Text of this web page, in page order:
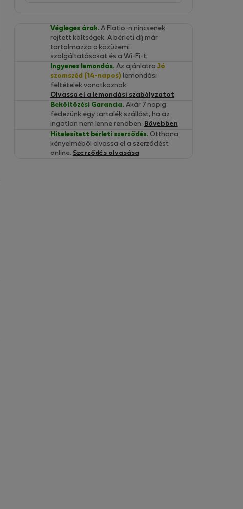
Végleges árak. A Flatio-n nincsenek
rejtett költségek. A bérleti díj már
tartalmazza a közüzemi
szolgáltatásokat és a Wi-Fi-t.
Ingyenes lemondás. Az ajánlatra Jó
szomszéd (14-napos) lemondási
feltételek vonatkoznak.
Olvassa el a lemondási szabályzatot
Beköltözési Garancia. Akár 7 napig
fedezünk egy tartalék szállást, ha az
ingatlan nem lenne rendben. Bővebben
Hitelesített bérleti szerződés. Otthona
kényelméből olvassa el a szerződést
online. Szerződés olvasása